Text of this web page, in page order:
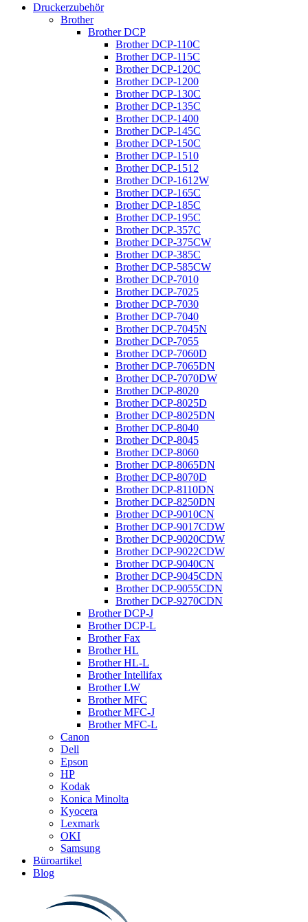
Druckerzubehör
Brother
Brother DCP
Brother DCP-110C
Brother DCP-115C
Brother DCP-120C
Brother DCP-1200
Brother DCP-130C
Brother DCP-135C
Brother DCP-1400
Brother DCP-145C
Brother DCP-150C
Brother DCP-1510
Brother DCP-1512
Brother DCP-1612W
Brother DCP-165C
Brother DCP-185C
Brother DCP-195C
Brother DCP-357C
Brother DCP-375CW
Brother DCP-385C
Brother DCP-585CW
Brother DCP-7010
Brother DCP-7025
Brother DCP-7030
Brother DCP-7040
Brother DCP-7045N
Brother DCP-7055
Brother DCP-7060D
Brother DCP-7065DN
Brother DCP-7070DW
Brother DCP-8020
Brother DCP-8025D
Brother DCP-8025DN
Brother DCP-8040
Brother DCP-8045
Brother DCP-8060
Brother DCP-8065DN
Brother DCP-8070D
Brother DCP-8110DN
Brother DCP-8250DN
Brother DCP-9010CN
Brother DCP-9017CDW
Brother DCP-9020CDW
Brother DCP-9022CDW
Brother DCP-9040CN
Brother DCP-9045CDN
Brother DCP-9055CDN
Brother DCP-9270CDN
Brother DCP-J
Brother DCP-L
Brother Fax
Brother HL
Brother HL-L
Brother Intellifax
Brother LW
Brother MFC
Brother MFC-J
Brother MFC-L
Canon
Dell
Epson
HP
Kodak
Konica Minolta
Kyocera
Lexmark
OKI
Samsung
Büroartikel
Blog